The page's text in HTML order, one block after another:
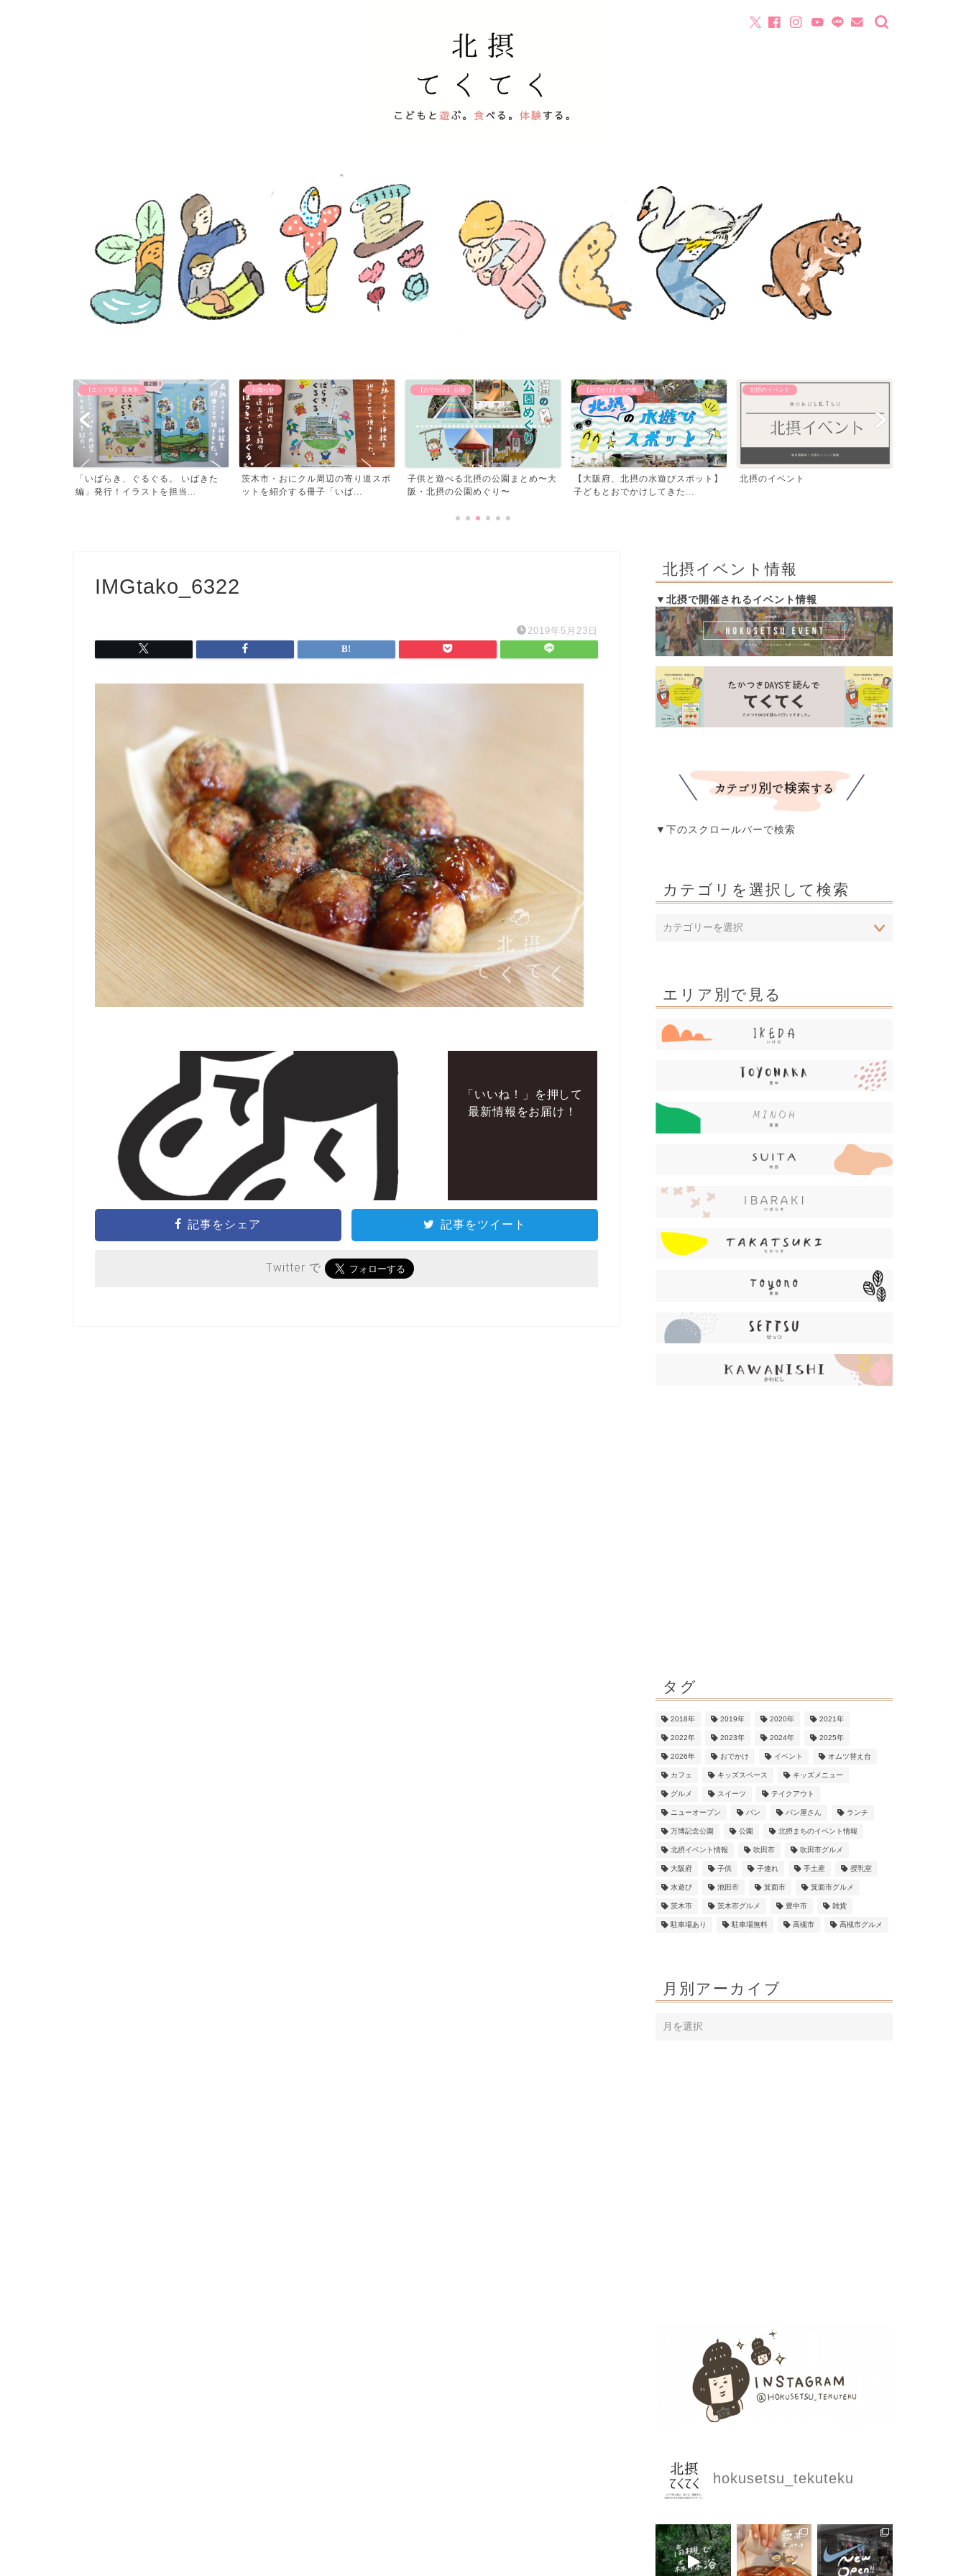
【エリア別】 茨木市
「いばらき、ぐるぐる。 いばきた
編」発行！イラストを担当...
お知らせ
茨木市・おにクル周辺の寄り道スポ
ットを紹介する冊子「いば...
【おでかけ】 公園
子供と遊べる北摂の公園まとめ〜大
阪・北摂の公園めぐり〜
【おでかけ】 その他
【大阪府、北摂の水遊びスポット】
子どもとおでかけしてきた...
北摂のイベント
北摂のイベント
IMGtako_6322
2019年5月23日
「いいね！」を押して
最新情報をお届け！
記事をシェア 記事をツイート
Twitter で
北摂イベント情報
▼北摂で開催されるイベント情報
▼下のスクロールバーで検索
カテゴリを選択して検索
エリア別で見る
タグ
2018年 2019年 2020年 2021年
2022年 2023年 2024年 2025年
2026年 おでかけ イベント オムツ替え台
カフェ キッズスペース キッズメニュー
グルメ スイーツ テイクアウト
ニューオープン パン パン屋さん ランチ
万博記念公園 公園 北摂まちのイベント情報
北摂イベント情報 吹田市 吹田市グルメ
大阪府 子供 子連れ 手土産 授乳室
水遊び 池田市 箕面市 箕面市グルメ
茨木市 茨木市グルメ 豊中市 雑貨
駐車場あり 駐車場無料 高槻市 高槻市グルメ
月別アーカイブ
hokusetsu_tekuteku